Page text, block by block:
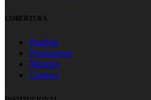
COBERTURA
Paulista
Paranaense
Mineiro
Carioca